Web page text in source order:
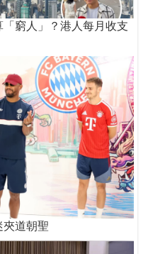
「窮人」？港人每月收支
道朝聖